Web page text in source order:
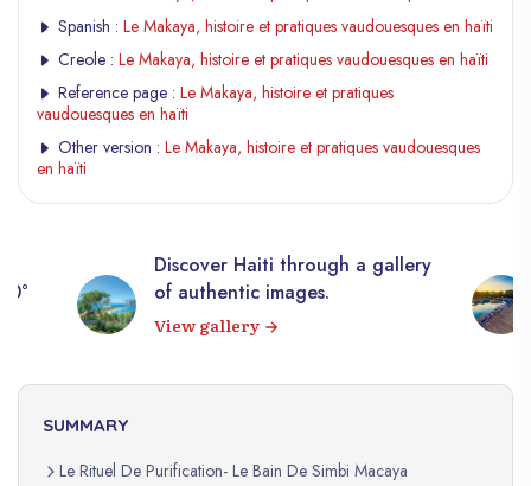
Spanish : Le Makaya, histoire et pratiques vaudouesques en haïti
Creole : Le Makaya, histoire et pratiques vaudouesques en haïti
Reference page : Le Makaya, histoire et pratiques
vaudouesques en haïti
Other version : Le Makaya, histoire et pratiques vaudouesques
en haïti
Discover Haiti through a gallery
of authentic images.
View gallery
SUMMARY
Le Rituel De Purification- Le Bain De Simbi Macaya